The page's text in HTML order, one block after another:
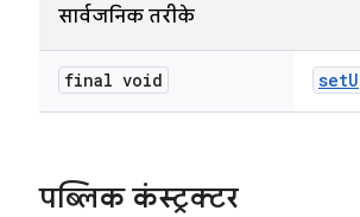
सार्वजनिक तरीके
final void set
पब्लिक कंस्ट्रक्टर